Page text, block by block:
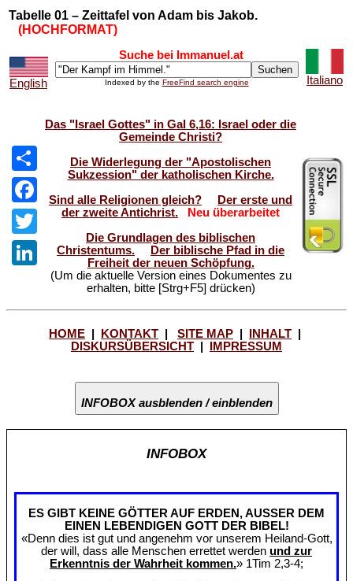
Tabelle 01 – Zeittafel von Adam bis Jakob.
(HOCHFORMAT)
English
Suche bei Immanuel.at
Indexed by the FreeFind search engine Italiano
Share
Facebook
Twitter
LinkedIn
Das "Israel Gottes" in Gal 6,16: Israel oder die
Gemeinde Christi?
Die Widerlegung der "Apostolischen
Sukzession" der katholischen Kirche.
Sind alle Religionen gleich?
Der erste und
der zweite Antichrist.
Neu überarbeitet
Die Grundlagen des biblischen
Christentums.
Der biblische Pfad in die
Freiheit der neuen Schöpfung.
(Um die aktuelle Version eines Dokumentes zu
erhalten, bitte [Strg+F5] drücken)
HOME KONTAKT SITE MAP INHALT
DISKURSÜBERSICHT
IMPRESSUM
INFOBOX ausblenden / einblenden
INFOBOX
ES GIBT KEINE GÖTTER AUF ERDEN, AUSSER DEM
EINEN LEBENDIGEN GOTT DER BIBEL!
«Denn dies ist gut und angenehm vor unserem Heiland-Gott,
der will, dass alle Menschen errettet werden und zur
Erkenntnis der Wahrheit kommen.» 1Tim 2,3-4;